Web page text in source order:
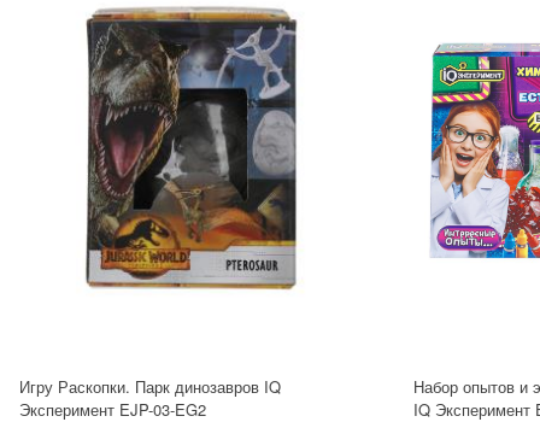
Игру Раскопки. Парк динозавров IQ
Эксперимент EJP-03-EG2
Набор опытов и
IQ Эксперимент